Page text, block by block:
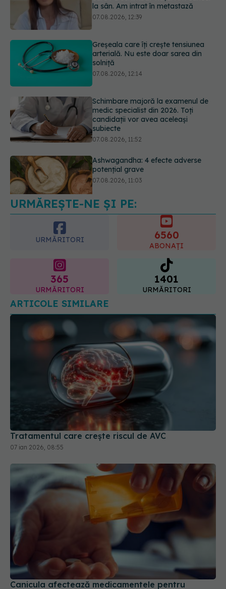
solniță
07.08.2026, 12:14
Schimbare majoră la examenul de
medic specialist din 2026. Toți
candidații vor avea aceleași
subiecte
Ashwagandha: 4 efecte adverse
potențial grave
07.08.2026, 11:03
Ți-ai mărit buzele? Cele 4 greșeli
care pot strica rezultatul după
injectarea cu acid hialuronic
URMĂREȘTE-NE ȘI PE:
URMĂRITORI 6560
ABONAȚI
365
URMĂRITORI
1401
URMĂRITORI
ARTICOLE SIMILARE
Tratamentul care crește riscul de AVC
07 ian 2026, 08:55
Canicula afectează medicamentele pentru